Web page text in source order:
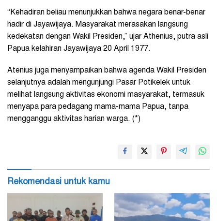
“Kehadiran beliau menunjukkan bahwa negara benar-benar
hadir di Jayawijaya. Masyarakat merasakan langsung
kedekatan dengan Wakil Presiden,” ujar Athenius, putra asli
Papua kelahiran Jayawijaya 20 April 1977.
Atenius juga menyampaikan bahwa agenda Wakil Presiden
selanjutnya adalah mengunjungi Pasar Potikelek untuk
melihat langsung aktivitas ekonomi masyarakat, termasuk
menyapa para pedagang mama-mama Papua, tanpa
mengganggu aktivitas harian warga. (*)
Rekomendasi untuk kamu